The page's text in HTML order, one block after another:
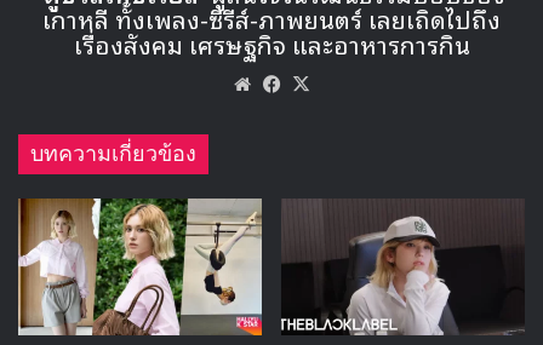
▶ คลิกดูสัมภาษณ์พิเศษ
ฉันหวังว่าทุกคนจะตั้งตารอ และอย่าเข้าใจฉันผิดนะคะ ฉัน
ของฉันค่ะ ทะเยอทะยานหน่อยๆ หวังว่าทุกคนจะมีวันที่
สวยงามนะคะ ฉันรักทุกคนนะคะ”
เกาหลี ทั้งเพลง-ซีรีส์-ภาพยนตร์ เลยเถิดไปถึง
เรื่องสังคม เศรษฐกิจ และอาหารการกิน
WebsiteFacebook
บทความเกี่ยวข้อง